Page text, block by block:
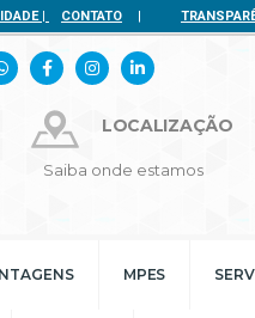
| CONTATO |
LOCALIZAÇÃO
Saiba onde estamos
MPES